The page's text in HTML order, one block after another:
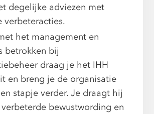
degelijke adviezen met
verbeteracties.
het management en
betrokken bij
draag je het IHH
en breng je de organisatie
stapje verder. Je draagt hij
bewustwording en